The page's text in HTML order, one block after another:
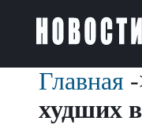
Главная
худших